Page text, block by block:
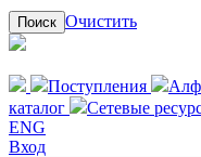
Поиск Очистить
Поступления
каталог
Сетевые
ENG
Вход